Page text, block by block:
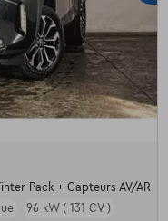
Pack + Capteurs AV/AR
96 kW ( 131 CV )